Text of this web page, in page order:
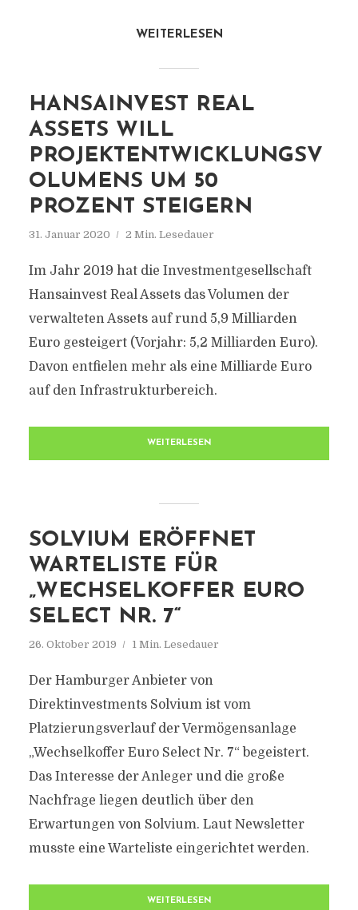
WEITERLESEN
HANSAINVEST REAL
ASSETS WILL
PROJEKTENTWICKLUNGSV
OLUMENS UM 50
PROZENT STEIGERN
31. Januar 2020 2 Min. Lesedauer
Im Jahr 2019 hat die Investmentgesellschaft
Hansainvest Real Assets das Volumen der
verwalteten Assets auf rund 5,9 Milliarden
Euro gesteigert (Vorjahr: 5,2 Milliarden Euro).
Davon entfielen mehr als eine Milliarde Euro
auf den Infrastrukturbereich.
WEITERLESEN
SOLVIUM ERÖFFNET
WARTELISTE FÜR
„WECHSELKOFFER EURO
SELECT NR. 7“
26. Oktober 2019 1 Min. Lesedauer
Der Hamburger Anbieter von
Direktinvestments Solvium ist vom
Platzierungsverlauf der Vermögensanlage
„Wechselkoffer Euro Select Nr. 7“ begeistert.
Das Interesse der Anleger und die große
Nachfrage liegen deutlich über den
Erwartungen von Solvium. Laut Newsletter
musste eine Warteliste eingerichtet werden.
WEITERLESEN